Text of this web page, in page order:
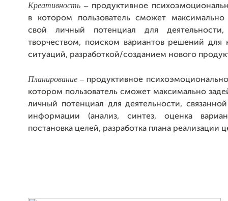
Креативность – продуктивное
в котором пользователь сможет максимально
свой личный потенциал для
творчеством, поиском вариантов решений для
ситуаций, разработкой/созданием нового
Планирование – продуктивное
котором пользователь сможет максимально
личный потенциал для деятельности,
информации (анализ, синтез, оценка
постановка целей, разработка плана реализации